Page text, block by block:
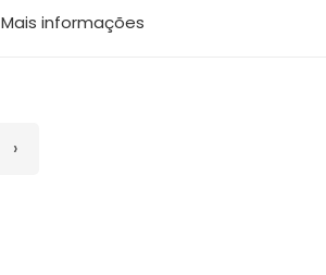
Mais informações
›